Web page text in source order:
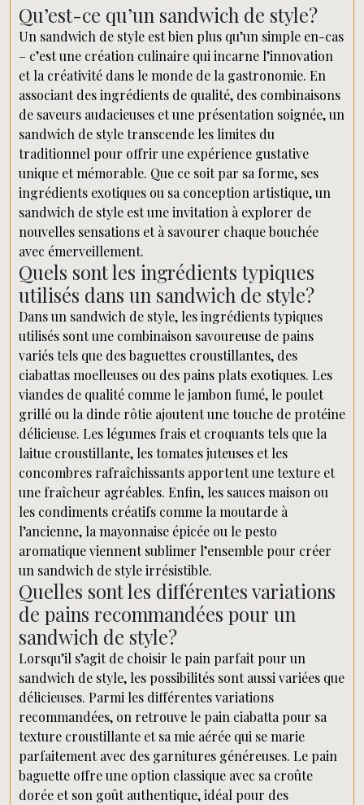
Qu’est-ce qu’un sandwich de style?
Un sandwich de style est bien plus qu’un simple en-cas
– c’est une création culinaire qui incarne l’innovation
et la créativité dans le monde de la gastronomie. En
associant des ingrédients de qualité, des combinaisons
de saveurs audacieuses et une présentation soignée, un
sandwich de style transcende les limites du
traditionnel pour offrir une expérience gustative
unique et mémorable. Que ce soit par sa forme, ses
ingrédients exotiques ou sa conception artistique, un
sandwich de style est une invitation à explorer de
nouvelles sensations et à savourer chaque bouchée
avec émerveillement.
Quels sont les ingrédients typiques
utilisés dans un sandwich de style?
Dans un sandwich de style, les ingrédients typiques
utilisés sont une combinaison savoureuse de pains
variés tels que des baguettes croustillantes, des
ciabattas moelleuses ou des pains plats exotiques. Les
viandes de qualité comme le jambon fumé, le poulet
grillé ou la dinde rôtie ajoutent une touche de protéine
délicieuse. Les légumes frais et croquants tels que la
laitue croustillante, les tomates juteuses et les
concombres rafraîchissants apportent une texture et
une fraîcheur agréables. Enfin, les sauces maison ou
les condiments créatifs comme la moutarde à
l’ancienne, la mayonnaise épicée ou le pesto
aromatique viennent sublimer l’ensemble pour créer
un sandwich de style irrésistible.
Quelles sont les différentes variations
de pains recommandées pour un
sandwich de style?
Lorsqu’il s’agit de choisir le pain parfait pour un
sandwich de style, les possibilités sont aussi variées que
délicieuses. Parmi les différentes variations
recommandées, on retrouve le pain ciabatta pour sa
texture croustillante et sa mie aérée qui se marie
parfaitement avec des garnitures généreuses. Le pain
baguette offre une option classique avec sa croûte
dorée et son goût authentique, idéal pour des